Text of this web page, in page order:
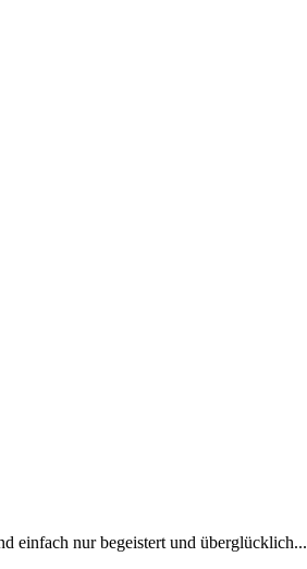
einfach nur begeistert und überglücklich...